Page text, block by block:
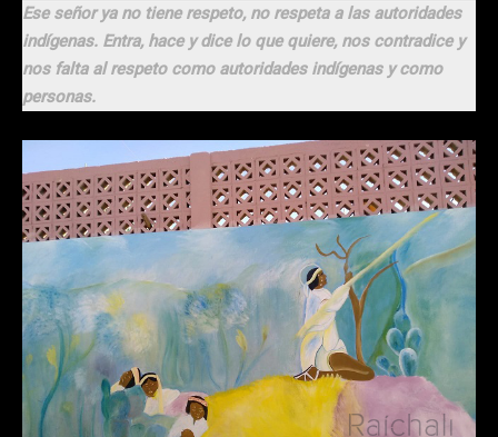
Ese señor ya no tiene respeto, no respeta a las autoridades
indígenas. Entra, hace y dice lo que quiere, nos contradice y
nos falta al respeto como autoridades indígenas y como
personas.